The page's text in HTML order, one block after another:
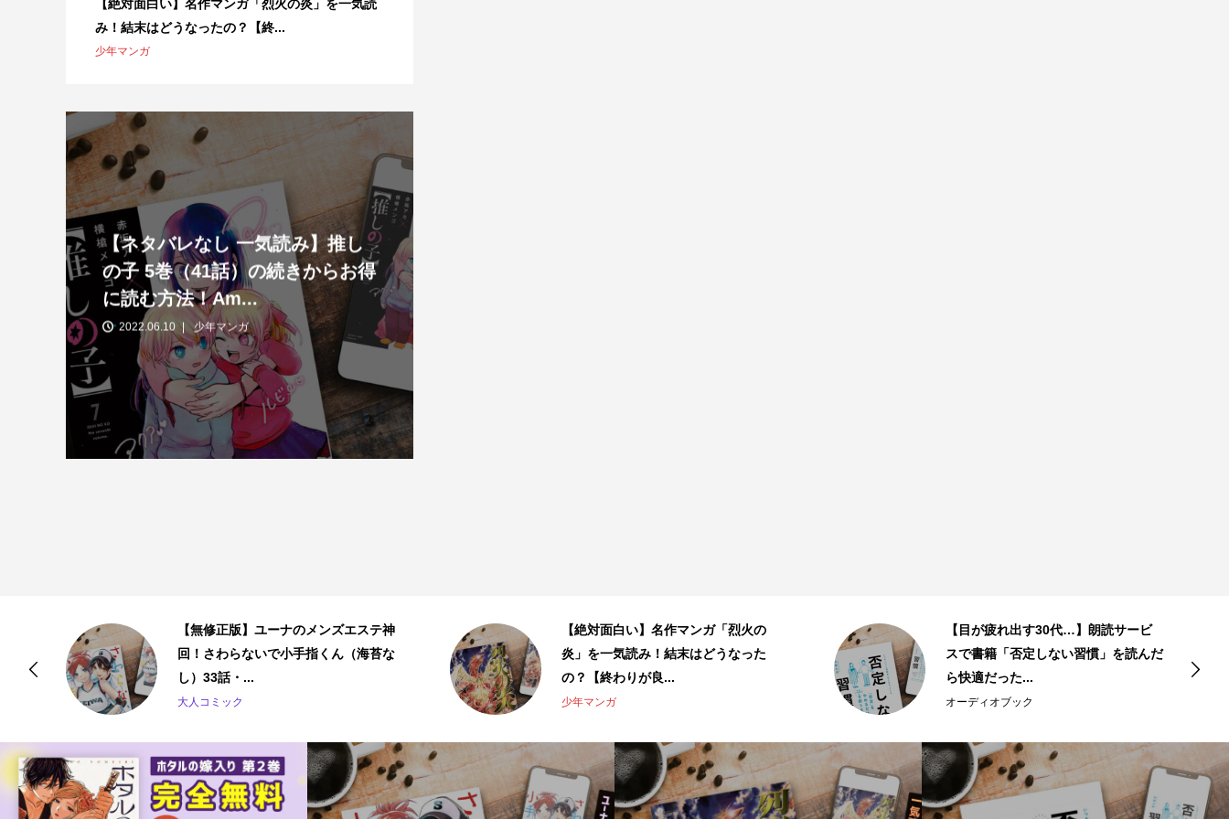
【絶対面白い】名作マンガ「烈火の炎」を一気読
み！結末はどうなったの？【終...
少年マンガ
【ネタバレなし 一気読み】推し
の子 5巻（41話）の続きからお得
に読む方法！Am...
2022.06.10 少年マンガ
【無修正版】ユーナのメンズエステ神
回！さわらないで小手指くん（海苔な
し）33話・...
大人コミック
【絶対面白い】名作マンガ「烈火の
炎」を一気読み！結末はどうなった
の？【終わりが良...
少年マンガ
【目が疲れ出す30代…】朗読サービ
スで書籍「否定しない習慣」を読んだ
ら快適だった...
オーディオブック